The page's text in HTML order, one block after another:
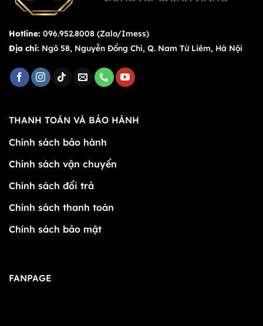
Hotline: 096.952.8008 (Zalo/Imess)
Địa chỉ: Ngõ 58, Nguyễn Đổng Chi, Q. Nam Từ Liêm, Hà Nội
THANH TOÁN VÀ BẢO HÀNH
Chính sách bảo hành
Chính sách vận chuyển
Chính sách đổi trả
Chính sách thanh toán
Chính sách bảo mật
FANPAGE